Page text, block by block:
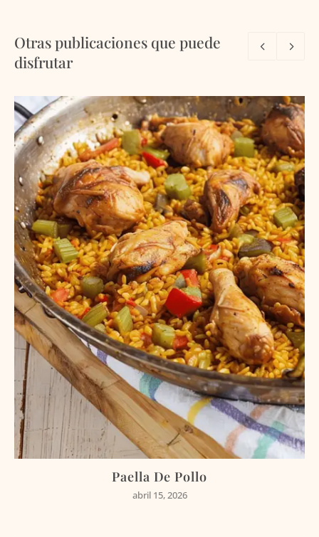
Otras publicaciones que puede
disfrutar
Paella De Pollo
abril 15, 2026